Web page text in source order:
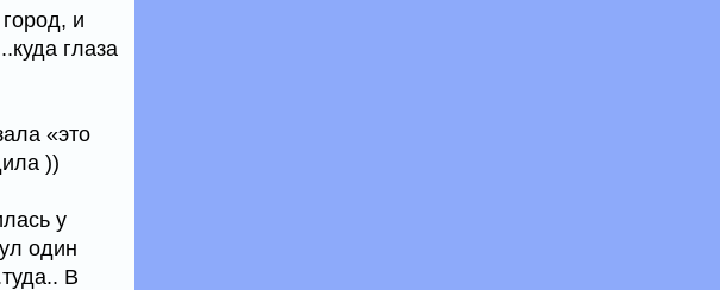
и
глаза
«это
))
у
один
В